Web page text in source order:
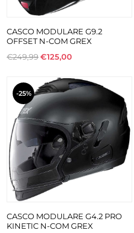
CASCO MODULARE G9.2
OFFSET N-COM GREX
€249,99€125,00
-25%
CASCO MODULARE G4.2 PRO
KINETIC N-COM GREX